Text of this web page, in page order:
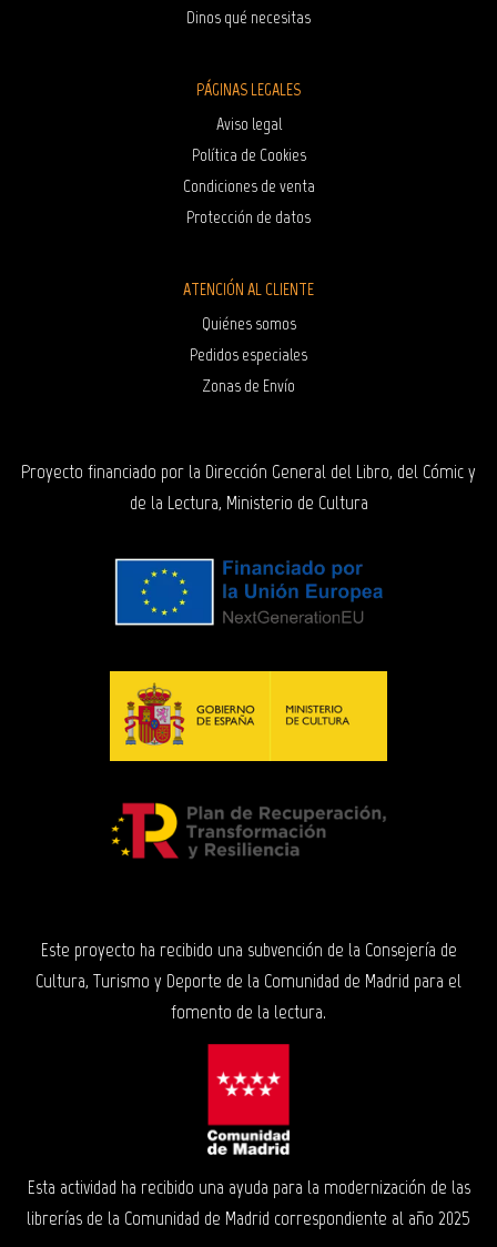
Dinos qué necesitas
PÁGINAS LEGALES
Aviso legal
Política de Cookies
Condiciones de venta
Protección de datos
ATENCIÓN AL CLIENTE
Quiénes somos
Pedidos especiales
Zonas de Envío
Proyecto financiado por la Dirección General del Libro, del Cómic y
de la Lectura, Ministerio de Cultura
Este proyecto ha recibido una subvención de la Consejería de
Cultura, Turismo y Deporte de la Comunidad de Madrid para el
fomento de la lectura.
Esta actividad ha recibido una ayuda para la modernización de las
librerías de la Comunidad de Madrid correspondiente al año 2025